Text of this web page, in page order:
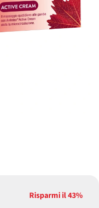
Risparmi il43%